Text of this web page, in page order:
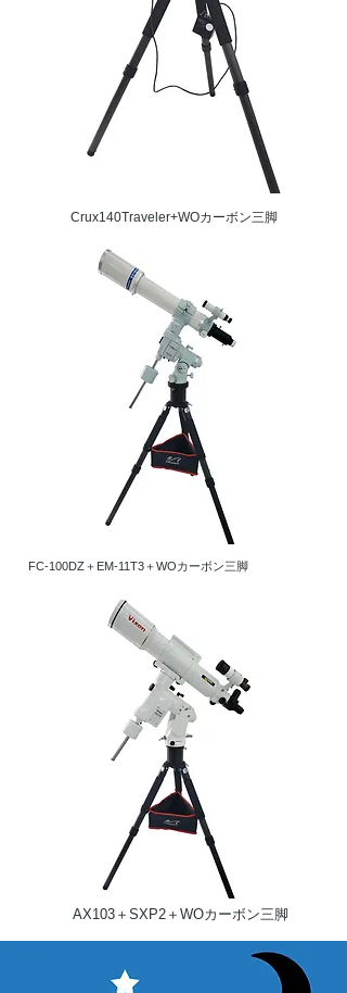
Crux140Traveler+WOカーボン三脚
FC-100DZ＋EM-11T3＋WOカーボン三脚
AX103＋SXP2＋WOカーボン三脚